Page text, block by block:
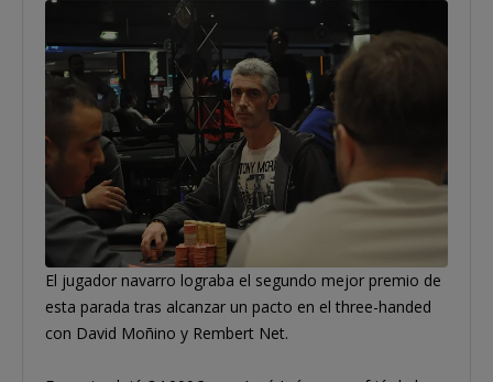
El jugador navarro lograba el segundo mejor premio de
esta parada tras alcanzar un pacto en el three-handed
con David Moñino y Rembert Net.